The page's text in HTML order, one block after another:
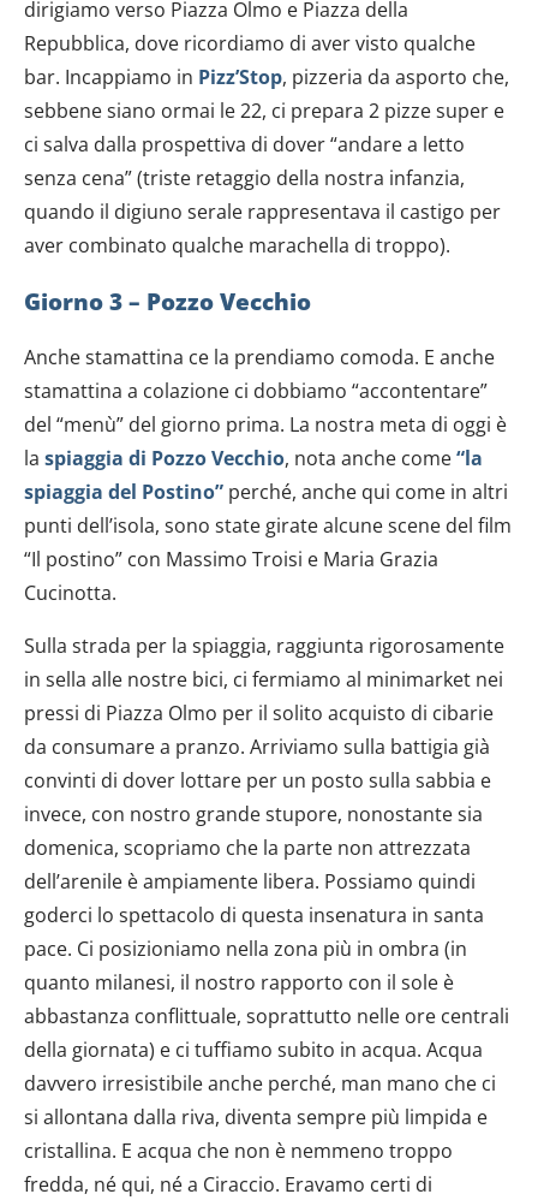
dirigiamo verso Piazza Olmo e Piazza della
Repubblica, dove ricordiamo di aver visto qualche
bar. Incappiamo in Pizz’Stop, pizzeria da asporto che,
sebbene siano ormai le 22, ci prepara 2 pizze super e
ci salva dalla prospettiva di dover “andare a letto
senza cena” (triste retaggio della nostra infanzia,
quando il digiuno serale rappresentava il castigo per
aver combinato qualche marachella di troppo).
Giorno 3 – Pozzo Vecchio
Anche stamattina ce la prendiamo comoda. E anche
stamattina a colazione ci dobbiamo “accontentare”
del “menù” del giorno prima. La nostra meta di oggi è
la spiaggia di Pozzo Vecchio, nota anche come“la
spiaggia del Postino” perché, anche qui come in altri
punti dell’isola, sono state girate alcune scene del film
“Il postino” con Massimo Troisi e Maria Grazia
Cucinotta.
Sulla strada per la spiaggia, raggiunta rigorosamente
in sella alle nostre bici, ci fermiamo al minimarket nei
pressi di Piazza Olmo per il solito acquisto di cibarie
da consumare a pranzo. Arriviamo sulla battigia già
convinti di dover lottare per un posto sulla sabbia e
invece, con nostro grande stupore, nonostante sia
domenica, scopriamo che la parte non attrezzata
dell’arenile è ampiamente libera. Possiamo quindi
goderci lo spettacolo di questa insenatura in santa
pace. Ci posizioniamo nella zona più in ombra (in
quanto milanesi, il nostro rapporto con il sole è
abbastanza conflittuale, soprattutto nelle ore centrali
della giornata) e ci tuffiamo subito in acqua. Acqua
davvero irresistibile anche perché, man mano che ci
si allontana dalla riva, diventa sempre più limpida e
cristallina. E acqua che non è nemmeno troppo
fredda, né qui, né a Ciraccio. Eravamo certi di